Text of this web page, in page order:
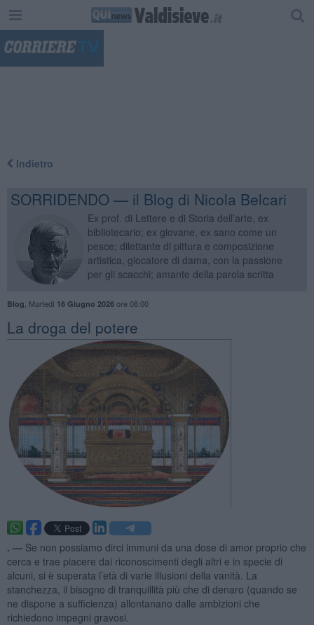
Indietro
SORRIDENDO — il Blog di Nicola Belcari
Ex prof. di Lettere e di Storia dell’arte, ex
bibliotecario; ex giovane, ex sano come un
pesce; dilettante di pittura e composizione
artistica, giocatore di dama, con la passione
per gli scacchi; amante della parola scritta
Blog Martedì 16 Giugno 2026ore 08:00
La droga del potere
. — Se non possiamo dirci immuni da una dose di amor proprio che
cerca e trae piacere dai riconoscimenti degli altri e in specie di
alcuni, si è superata l’età di varie illusioni della vanità. La
stanchezza, il bisogno di tranquillità più che di denaro (quando se
ne dispone a sufficienza) allontanano dalle ambizioni che
richiedono impegni gravosi.